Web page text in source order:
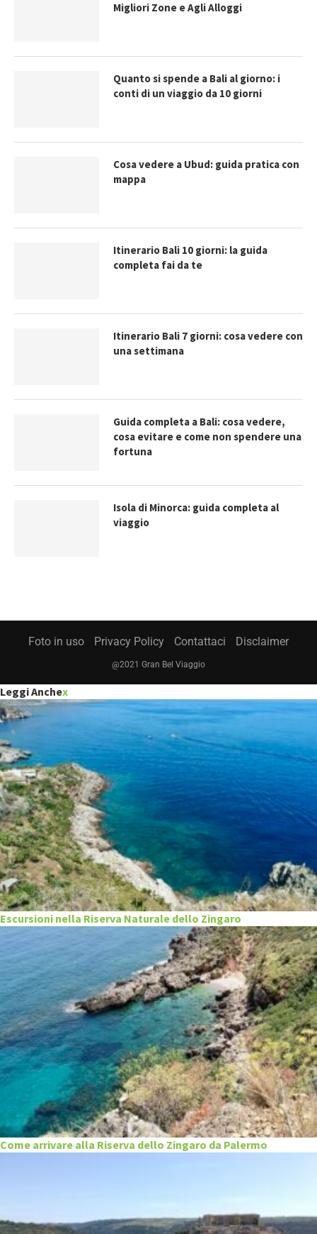
Migliori Zone e Agli Alloggi
Quanto si spende a Bali al giorno: i
conti di un viaggio da 10 giorni
Cosa vedere a Ubud: guida pratica con
mappa
Itinerario Bali 10 giorni: la guida
completa fai da te
Itinerario Bali 7 giorni: cosa vedere con
una settimana
Guida completa a Bali: cosa vedere,
cosa evitare e come non spendere una
fortuna
Isola di Minorca: guida completa al
viaggio
Foto in uso Privacy Policy Contattaci Disclaimer
@2021 Gran Bel Viaggio
Leggi Anchex
Escursioni nella Riserva Naturale dello Zingaro
Come arrivare alla Riserva dello Zingaro da Palermo